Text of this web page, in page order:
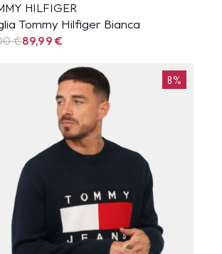
HILFIGER
Tommy Hilfiger Bianca
€89,99€
8%